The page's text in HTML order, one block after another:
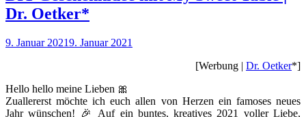
Dr. Oetker*
9. Januar 20219. Januar 2021
[Werbung | Dr. Oetker*]
Hello hello meine Lieben 🎀
Zuallererst möchte ich euch allen von Herzen ein famoses neues
Jahr wünschen! 🎉 Auf ein buntes, kreatives 2021 voller Liebe,